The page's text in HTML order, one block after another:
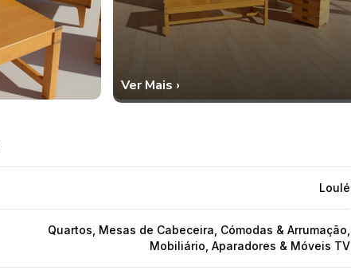
Ver Mais ›
Loulé
Quartos, Mesas de Cabeceira, Cómodas & Arrumação,
Mobiliário, Aparadores & Móveis TV